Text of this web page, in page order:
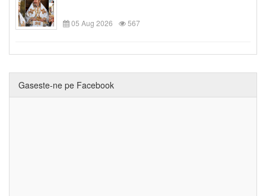
05 Aug 2026 567
Gaseste-ne pe Facebook